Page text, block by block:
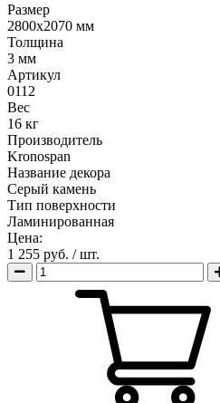
Размер
2800х2070 мм
Толщина
3 мм
Артикул
0112
Вес
16 кг
Производитель
Kronospan
Название декора
Серый камень
Тип поверхности
Ламинированная
Цена:
1 255 руб. / шт.